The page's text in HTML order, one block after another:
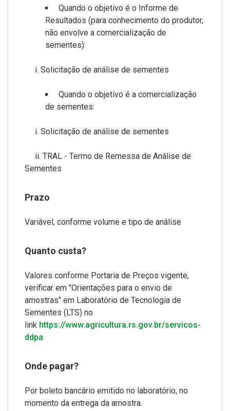
Quando o objetivo é o Informe de
Resultados (para conhecimento do produtor,
não envolve a comercialização de
sementes):
i. Solicitação de análise de sementes
Quando o objetivo é a comercialização
de sementes:
i. Solicitação de análise de sementes
ii. TRAL - Termo de Remessa de Análise de
Sementes
Prazo
Variável, conforme volume e tipo de análise
Quanto custa?
Valores conforme Portaria de Preços vigente,
verificar em "Orientações para o envio de
amostras" em Laboratório de Tecnologia de
Sementes (LTS) no
link https://www.agricultura.rs.gov.br/servicos-
ddpa
Onde pagar?
Por boleto bancário emitido no laboratório, no
momento da entrega da amostra.